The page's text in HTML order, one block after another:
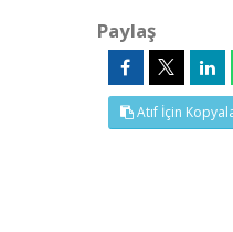
Paylaş
Atıf İçin